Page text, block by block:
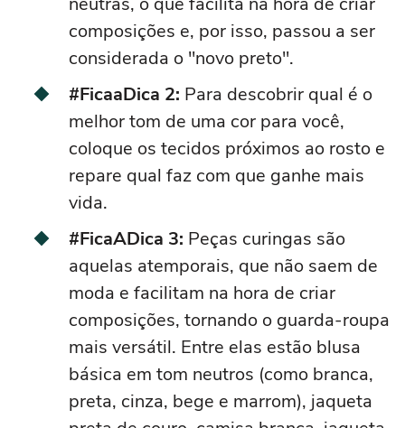
composições e, por isso, passou a ser
considerada o "novo preto".
#FicaaDica 2: Para descobrir qual é o
melhor tom de uma cor para você,
coloque os tecidos próximos ao rosto e
repare qual faz com que ganhe mais
vida.
#FicaADica 3: Peças curingas são
aquelas atemporais, que não saem de
moda e facilitam na hora de criar
composições, tornando o guarda-roupa
mais versátil. Entre elas estão blusa
básica em tom neutros (como branca,
preta, cinza, bege e marrom), jaqueta